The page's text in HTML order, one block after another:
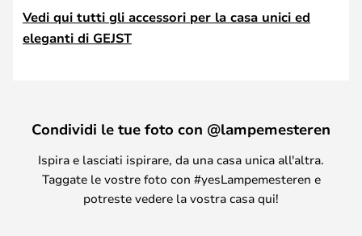
Vedi qui tutti gli accessori per la casa unici ed
eleganti di GEJST
Condividi le tue foto con @lampemesteren
Ispira e lasciati ispirare, da una casa unica all'altra.
Taggate le vostre foto con #yesLampemesteren e
potreste vedere la vostra casa qui!